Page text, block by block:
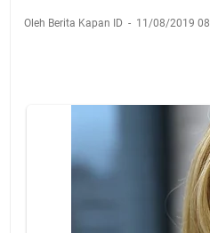
Oleh Berita Kapan ID 11/08/2019